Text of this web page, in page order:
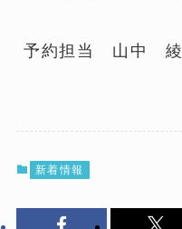
予約担当 山中 綾
新着情報